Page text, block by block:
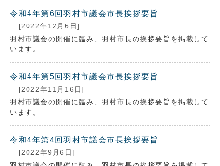
令和4年第6回羽村市議会市長挨拶要旨
[2022年12月6日]
羽村市議会の開催に臨み、羽村市長の挨拶要旨を掲載して
います。
令和4年第5回羽村市議会市長挨拶要旨
[2022年11月16日]
羽村市議会の開催に臨み、羽村市長の挨拶要旨を掲載して
います。
令和4年第4回羽村市議会市長挨拶要旨
[2022年9月6日]